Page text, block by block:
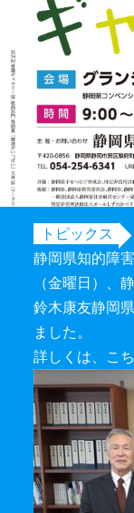
トピックス
静岡県知的障
（金曜日）、
鈴木康友静岡
ました。
詳しくは、
こ